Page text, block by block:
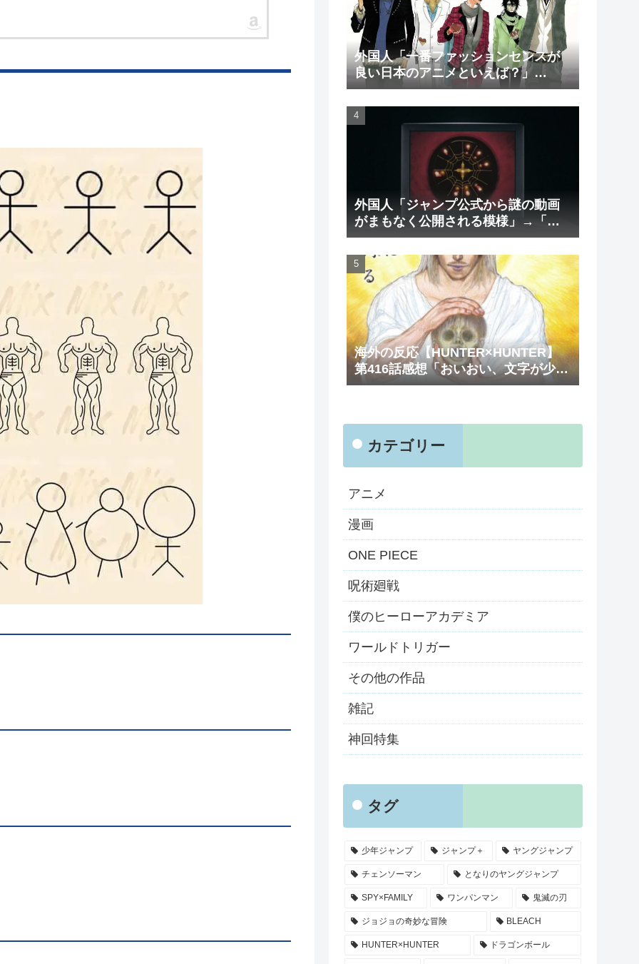
外国人「一番ファッションセンスが
良い日本のアニメといえば？」
→「一択でしょ」（海外の反応）
外国人「ジャンプ公式から謎の動画
がまもなく公開される模様」→「ま
さか本当にくるのか？！」（海外の
反応）
海外の反応【HUNTER×HUNTER】
第416話感想「おいおい、文字が少な
くてスッキリ読めるぞ！！」
カテゴリー
アニメ
漫画
ONE PIECE
呪術廻戦
僕のヒーローアカデミア
ワールドトリガー
その他の作品
雑記
神回特集
タグ
少年ジャンプ ジャンプ＋ ヤングジャンプ
チェンソーマン となりのヤングジャンプ
SPY×FAMILY ワンパンマン 鬼滅の刃
ジョジョの奇妙な冒険 BLEACH
HUNTER×HUNTER ドラゴンボール